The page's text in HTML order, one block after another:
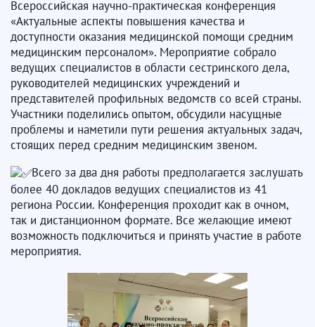
Всероссийская научно-практическая конференция
«Актуальные аспекты повышения качества и
доступности оказания медицинской помощи средним
медицинским персоналом». Мероприятие собрало
ведущих специалистов в области сестринского дела,
руководителей медицинских учреждений и
представителей профильных ведомств со всей страны.
Участники поделились опытом, обсудили насущные
проблемы и наметили пути решения актуальных задач,
стоящих перед средним медицинским звеном.
Всего за два дня работы предполагается заслушать
более 40 докладов ведущих специалистов из 41
региона России. Конференция проходит как в очном,
так и дистанционном формате. Все желающие имеют
возможность подключиться и принять участие в работе
мероприятия.